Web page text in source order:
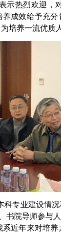
示热烈欢迎，
成效给予充
培养一流优质
科专业建设情
书院导师参与
近年来对培